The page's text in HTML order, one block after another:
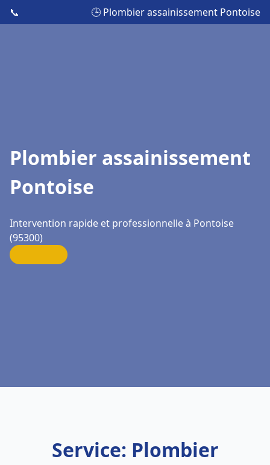
📞 🕒 Plombier assainissement Pontoise
Plombier assainissement
Pontoise
Intervention rapide et professionnelle à Pontoise
(95300)
Service: Plombier